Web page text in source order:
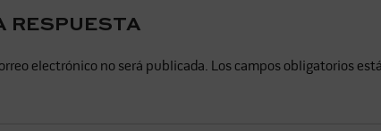
RESPUESTA
electrónico no será publicada. Los campos obligatorios